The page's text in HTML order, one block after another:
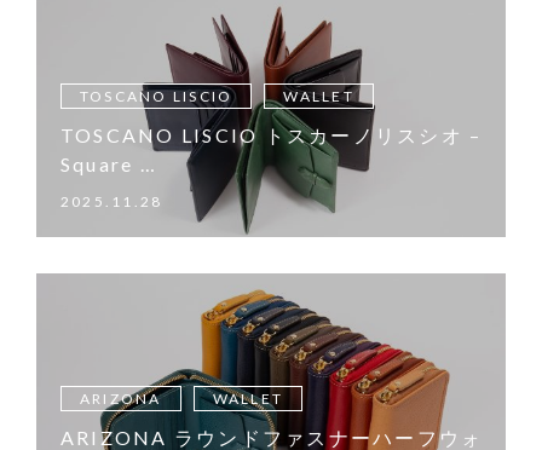
TOSCANO LISCIO WALLET
TOSCANO LISCIO トスカーノリスシオ –
Square …
2025.11.28
ARIZONA WALLET
ARIZONA ラウンドファスナーハーフウォ